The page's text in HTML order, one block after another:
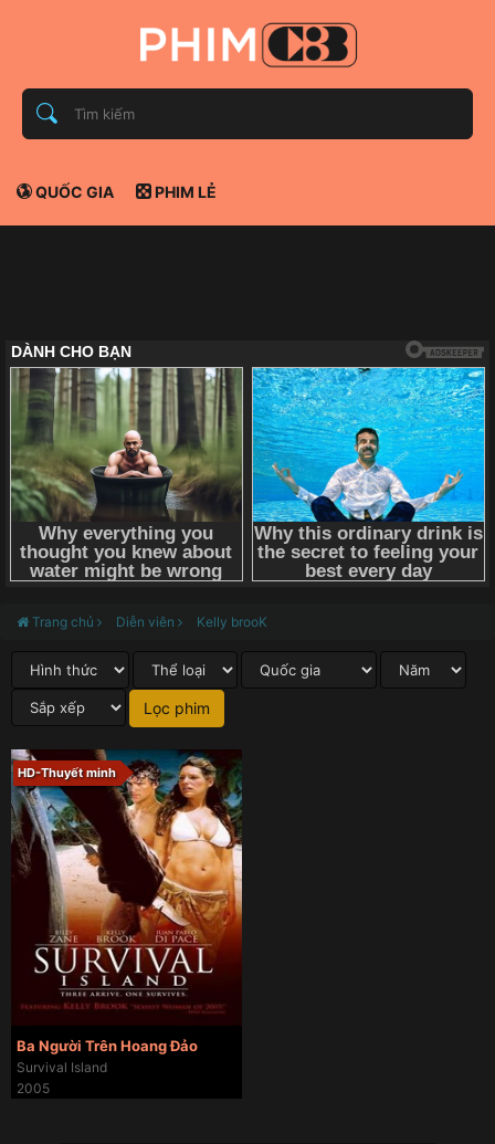
QUỐC GIA PHIM LẺ
Trang chủ Diễn viên Kelly brooK
HD-Thuyết minh
Ba Người Trên Hoang Đảo
Survival Island
2005